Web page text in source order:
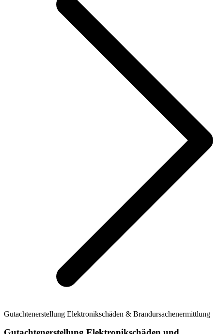
Gutachtenerstellung Elektronikschäden & Brandursachenermittlung